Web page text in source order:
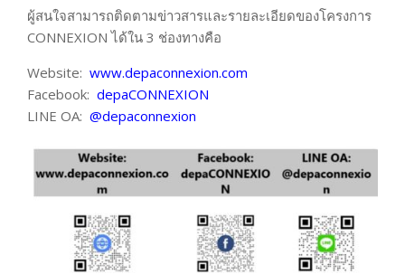
ผู้สนใจสามารถติดตามข่าวสารและรายละเอียดของโครงการ
CONNEXION ได้ใน 3 ช่องทางคือ
Website: www.depaconnexion.com
Facebook: depaCONNEXION
LINE OA: @depaconnexion